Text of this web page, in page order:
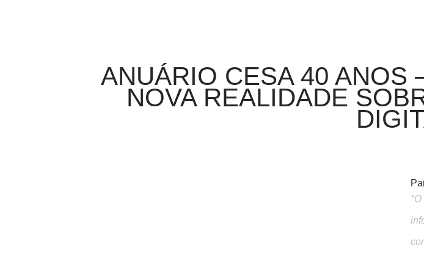
ANUÁRIO CESA 40 ANOS
NOVA REALIDADE